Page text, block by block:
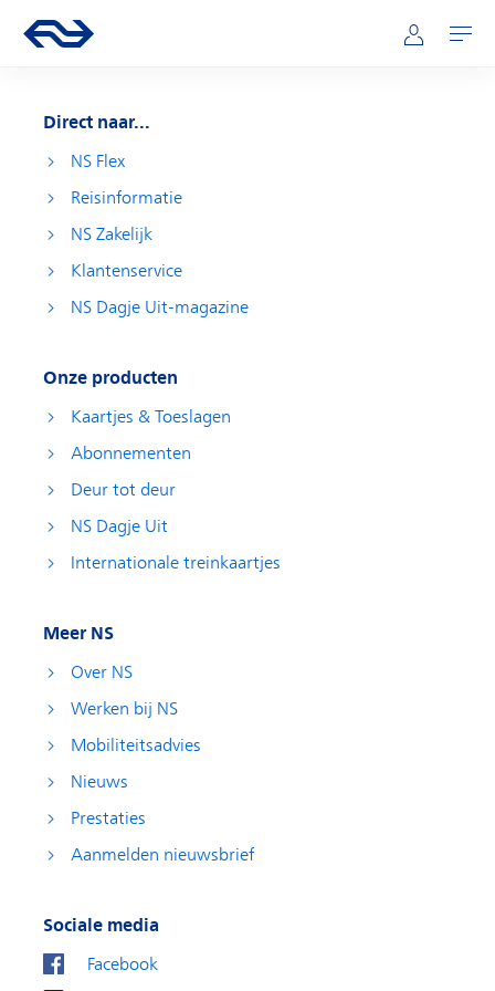
Hoofdnavigatie
Ga naar de homepage van ns.nl Mijn NS
Openen
Direct naar...
NS Flex
Reisinformatie
NS Zakelijk
Klantenservice
NS Dagje Uit-magazine
Onze producten
Kaartjes & Toeslagen
Abonnementen
Deur tot deur
NS Dagje Uit
Internationale treinkaartjes
Meer NS
Over NS
Werken bij NS
Mobiliteitsadvies
Nieuws
Prestaties
Aanmelden nieuwsbrief
Sociale media
Facebook